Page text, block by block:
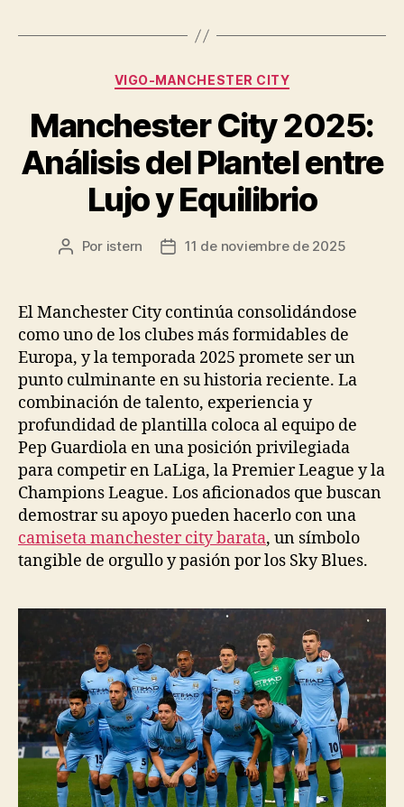
Categorías
VIGO-MANCHESTER CITY
Manchester City 2025:
Análisis del Plantel entre
Lujo y Equilibrio
Autor
entrada
Por istern
Fecha
entrada
11 de noviembre de 2025
El Manchester City continúa consolidándose
como uno de los clubes más formidables de
Europa, y la temporada 2025 promete ser un
punto culminante en su historia reciente. La
combinación de talento, experiencia y
profundidad de plantilla coloca al equipo de
Pep Guardiola en una posición privilegiada
para competir en LaLiga, la Premier League y la
Champions League. Los aficionados que buscan
demostrar su apoyo pueden hacerlo con una
camiseta manchester city barata, un símbolo
tangible de orgullo y pasión por los Sky Blues.